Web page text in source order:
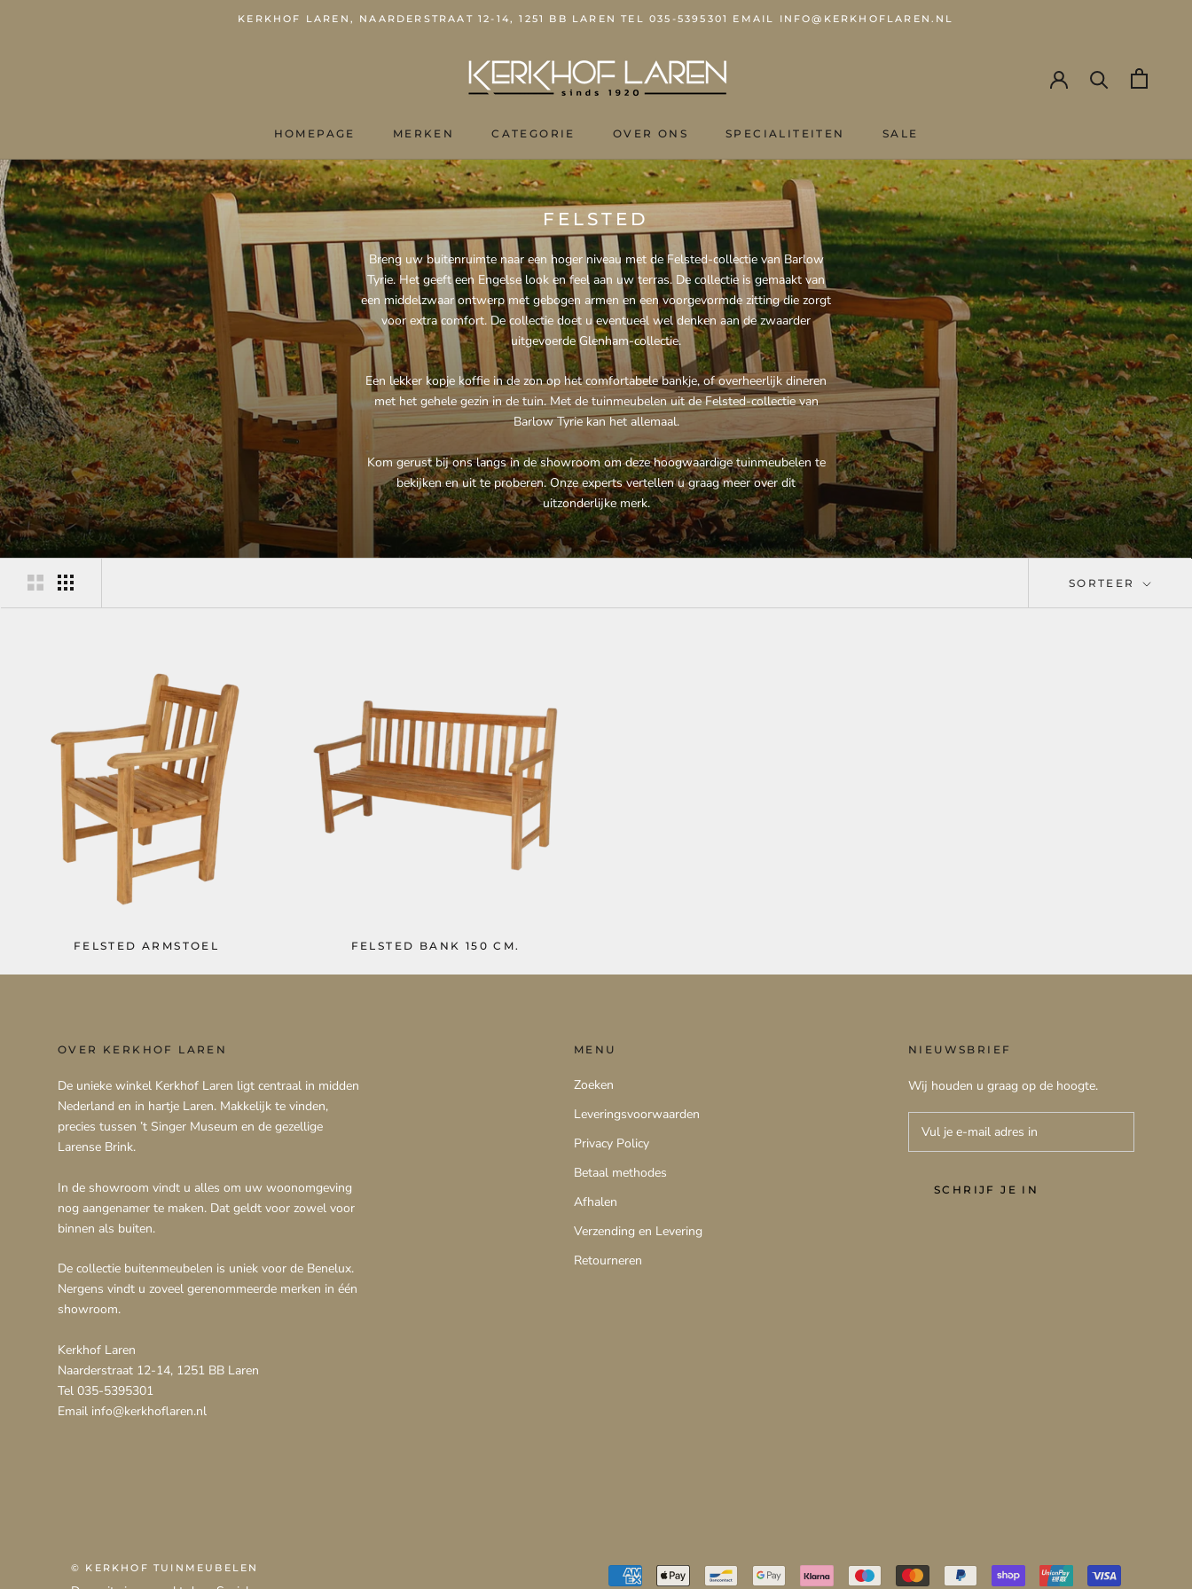
KERKHOF LAREN, NAARDERSTRAAT 12-14, 1251 BB LAREN TEL 035-5395301 EMAIL INFO@KERKHOFLAREN.NL
HOMEPAGE
MERKEN CATEGORIE
OVER ONS
SPECIALITEITEN
SALE
FELSTED
Breng uw buitenruimte naar een hoger niveau met de Felsted-collectie van Barlow
Tyrie. Het geeft een Engelse look en feel aan uw terras. De collectie is gemaakt van
een middelzwaar ontwerp met gebogen armen en een voorgevormde zitting die zorgt
voor extra comfort. De collectie doet u eventueel wel denken aan de zwaarder
uitgevoerde Glenham-collectie.
Een lekker kopje koffie in de zon op het comfortabele bankje, of overheerlijk dineren
met het gehele gezin in de tuin. Met de tuinmeubelen uit de Felsted-collectie van
Barlow Tyrie kan het allemaal.
Kom gerust bij ons langs in de showroom om deze hoogwaardige tuinmeubelen te
bekijken en uit te proberen. Onze experts vertellen u graag meer over dit
uitzonderlijke merk.
SORTEER
FELSTED ARMSTOEL FELSTED BANK 150 CM.
OVER KERKHOF LAREN
De unieke winkel Kerkhof Laren ligt centraal in midden
Nederland en in hartje Laren. Makkelijk te vinden,
precies tussen ’t Singer Museum en de gezellige
Larense Brink.
In de showroom vindt u alles om uw woonomgeving
nog aangenamer te maken. Dat geldt voor zowel voor
binnen als buiten.
De collectie buitenmeubelen is uniek voor de Benelux.
Nergens vindt u zoveel gerenommeerde merken in één
showroom.
Kerkhof Laren
Naarderstraat 12-14, 1251 BB Laren
Tel 035-5395301
Email info@kerkhoflaren.nl
MENU
Zoeken
Leveringsvoorwaarden
Privacy Policy
Betaal methodes
Afhalen
Verzending en Levering
Retourneren
NIEUWSBRIEF
Wij houden u graag op de hoogte.
SCHRIJF JE IN
© KERKHOF TUINMEUBELEN